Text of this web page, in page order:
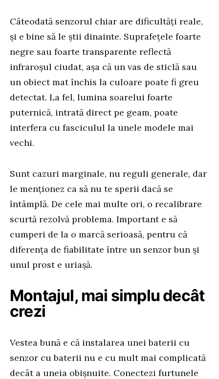
Câteodată senzorul chiar are dificultăți reale,
și e bine să le știi dinainte. Suprafețele foarte
negre sau foarte transparente reflectă
infraroșul ciudat, așa că un vas de sticlă sau
un obiect mat închis la culoare poate fi greu
detectat. La fel, lumina soarelui foarte
puternică, intrată direct pe geam, poate
interfera cu fasciculul la unele modele mai
vechi.
Sunt cazuri marginale, nu reguli generale, dar
le menționez ca să nu te sperii dacă se
întâmplă. De cele mai multe ori, o recalibrare
scurtă rezolvă problema. Important e să
cumperi de la o marcă serioasă, pentru că
diferența de fiabilitate între un senzor bun și
unul prost e uriașă.
Montajul, mai simplu decât
crezi
Vestea bună e că instalarea unei baterii cu
senzor cu baterii nu e cu mult mai complicată
decât a uneia obișnuite. Conectezi furtunele